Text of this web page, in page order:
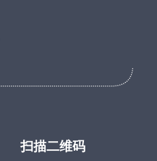
扫描二维码